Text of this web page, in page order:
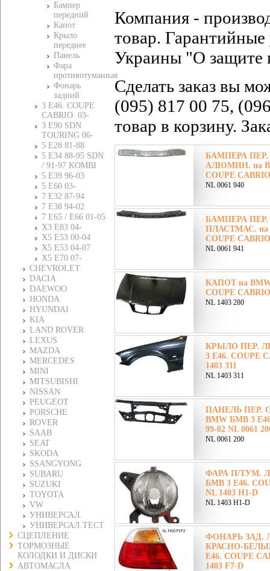
Бампер
передний
Капот
Крыло
переднее
Панель
Фара
противотуманная
Фонарь
задний
3 E46. COUPE
CABRIO. 03-
3 E90 SDN
TOURING 06-
5 E28 81-88
5 E34 88-95 SDN
/ 91-97 KOMBI
5 E39 96-03
5 E60 03-
7 E32 87-94
7 E38 94-02
7 E65 / E66 01-05
X3 E83 04-
X5 E53 00-04
X5 E53 04-07
X5 E70 07-
CHEVROLET
DACIA
DAEWOO
HONDA
HYUNDAI
KIA
LAND ROVER
LEXUS
MAZDA
MERCEDES
MINI
MITSUBISHI
NISSAN
PEUGEOT
PORSCHE
ROVER
SAAB
SEAT
SKODA
SSANGYONG
SUBARU
SUZUKI
TOYOTA
VW
УНИВЕРСАЛ.
УНИВЕРСАЛ.ТЕСТ
СЦЕПЛЕНИЕ
ТОРМОЗНЫЕ
КОЛОДКИ И ДИСКИ
АВТОМАСЛА
Компания -
товар. Гарантийные
Украины "О защите
Сделать заказ вы
(095) 817 00 75,
товар в корзину.
БАМПЕРА
АЛЮМИН. на
COUPE
NL 0061 940
БАМПЕРА
ПЛАСТМАС. на
COUPE
NL 0061 941
КАПОТ на
COUPE
NL 1403 280
КРЫЛО ПЕР.
3 E46. COUPE
1403 311
NL 1403 311
ПАНЕЛЬ ПЕР.
BMW БМВ 3
99-02 NL 0061
NL 0061 200
ФАРА П/ТУМ.
БМВ 3 E46.
NL 1403 H1-D
NL 1403 H1-D
ФОНАРЬ ЗАД.
КРАСНО-
E46. COUPE
1403 F7-D